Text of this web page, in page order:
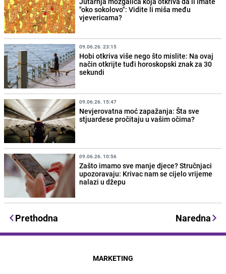
"oko sokolovo": Vidite li miša među
vjevericama?
09.06.26. 23:15
Hobi otkriva više nego što mislite: Na ovaj
način otkrijte tuđi horoskopski znak za 30
sekundi
09.06.26. 15:47
Nevjerovatna moć zapažanja: Šta sve
stjuardese pročitaju u vašim očima?
09.06.26. 10:56
Zašto imamo sve manje djece? Stručnjaci
upozoravaju: Krivac nam se cijelo vrijeme
nalazi u džepu
Prethodna Naredna
MARKETING